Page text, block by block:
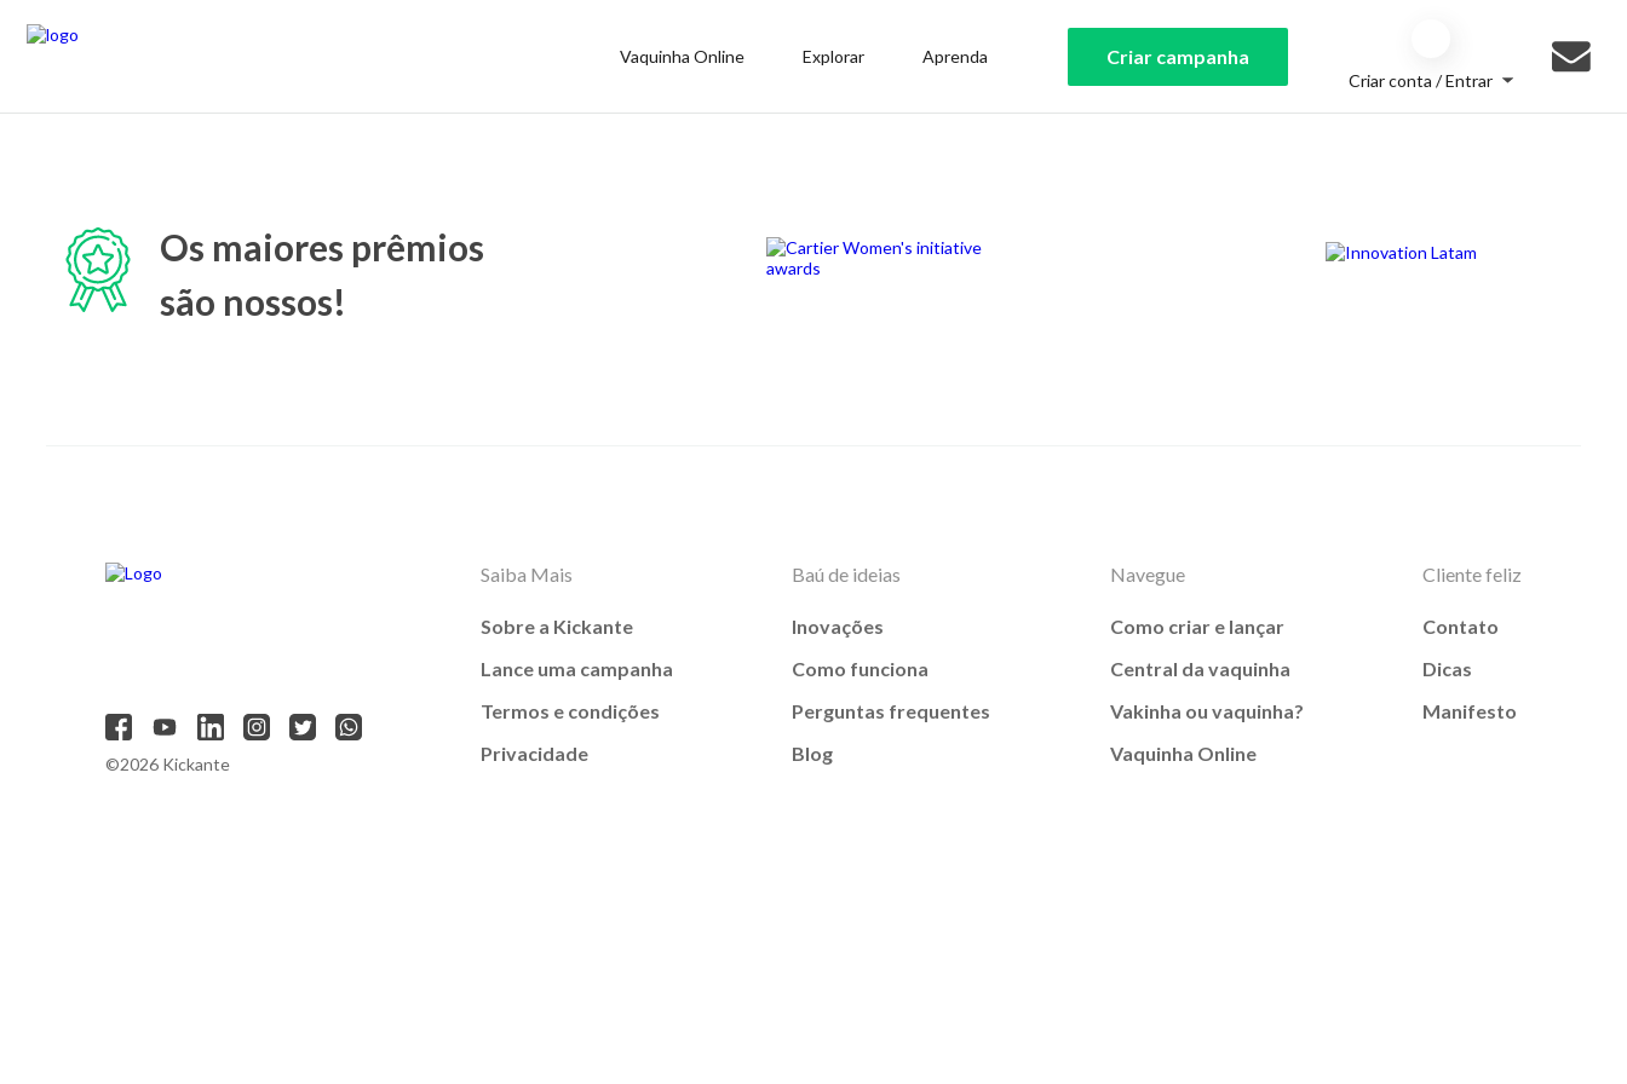
Vaquinha Online Explorar Aprenda Criar campanha
Criar conta / Entrar
Os maiores prêmios
são nossos!
©2026 Kickante
Saiba Mais
Sobre a Kickante
Lance uma campanha
Termos e condições
Privacidade
Baú de ideias
Inovações
Como funciona
Perguntas frequentes
Blog
Navegue
Como criar e lançar
Central da vaquinha
Vakinha ou vaquinha?
Vaquinha Online
Cliente feliz
Contato
Dicas
Manifesto